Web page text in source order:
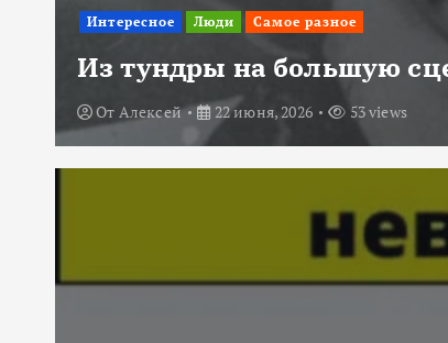
Интересное Люди Самое разное
Из тундры на большую
От Алексей 22 июня, 2026 53 views